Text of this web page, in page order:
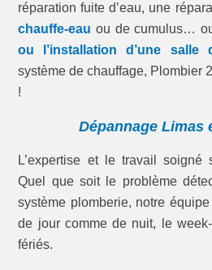
réparation fuite d’eau, une
chauffe-eau ou de cumulus…
ou l’installation d’une salle
système de chauffage, Plombier
!
Dépannage Limas
L’expertise et le travail soigné
Quel que soit le problème
système plomberie, notre
de jour comme de nuit, le
fériés.